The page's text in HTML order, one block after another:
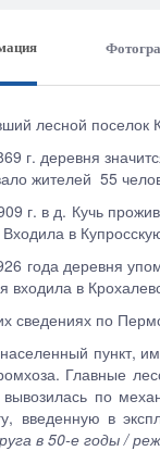
лесной поселок
г. деревня
жителей 55
г. в д. Кучь
в
года деревня
входила в
сведениях по
пункт,
Главные
по
введенную в
в 50-е годы /